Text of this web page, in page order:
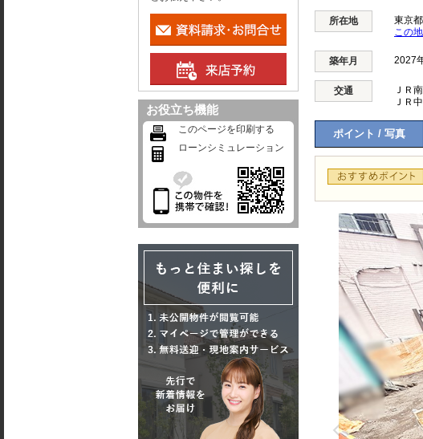
所在地 東京
この
築年月 2027
交通 ＪＲ
ＪＲ
ポイント / 写真
お役立ち機能
このページを印刷する
ローンシミュレーション